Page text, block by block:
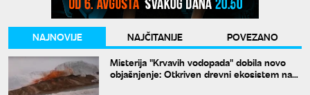
NAJNOVIJE NAJČITANIJE
POVEZANO
Misterija "Krvavih vodopada" dobila novo
objašnjenje: Otkriven drevni ekosistem na